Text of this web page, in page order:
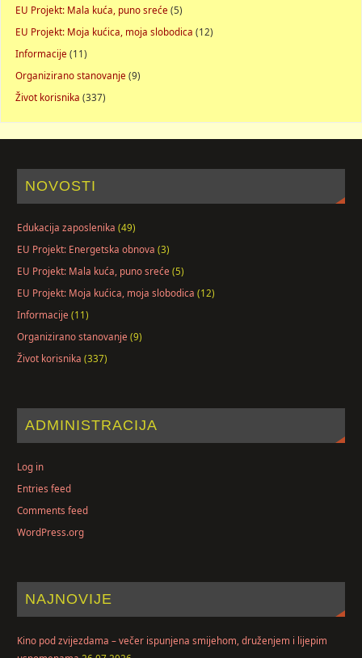
EU Projekt: Mala kuća, puno sreće (5)
EU Projekt: Moja kućica, moja slobodica (12)
Informacije (11)
Organizirano stanovanje (9)
Život korisnika (337)
NOVOSTI
Edukacija zaposlenika (49)
EU Projekt: Energetska obnova (3)
EU Projekt: Mala kuća, puno sreće (5)
EU Projekt: Moja kućica, moja slobodica (12)
Informacije (11)
Organizirano stanovanje (9)
Život korisnika (337)
ADMINISTRACIJA
Log in
Entries feed
Comments feed
WordPress.org
NAJNOVIJE
Kino pod zvijezdama – večer ispunjena smijehom, druženjem i lijepim